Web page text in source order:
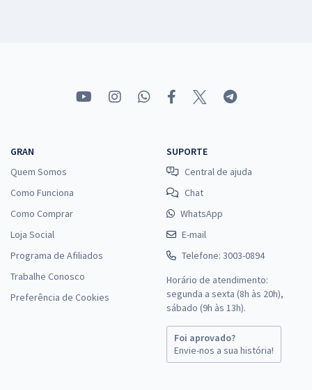
GRAN
Quem Somos
Como Funciona
Como Comprar
Loja Social
Programa de Afiliados
Trabalhe Conosco
Preferência de Cookies
SUPORTE
Central de ajuda
Chat
WhatsApp
E-mail
Telefone: 3003-0894
Horário de atendimento:
segunda a sexta (8h às 20h),
sábado (9h às 13h).
Foi aprovado?
Envie-nos a sua história!